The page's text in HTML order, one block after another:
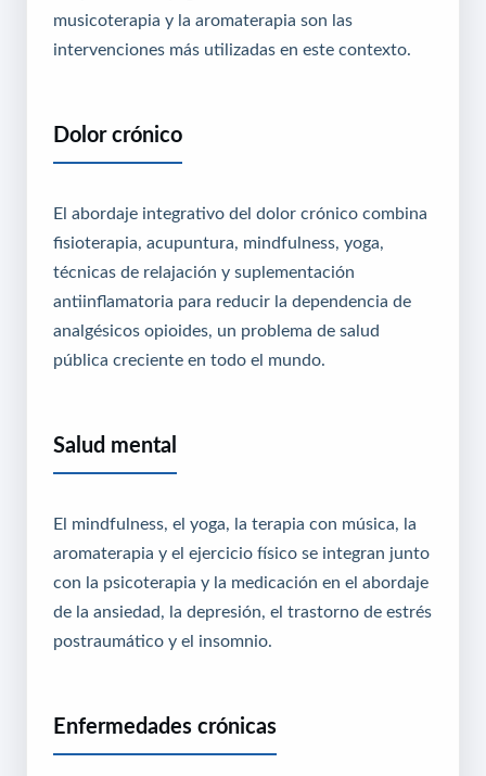
musicoterapia y la aromaterapia son las
intervenciones más utilizadas en este contexto.
Dolor crónico
El abordaje integrativo del dolor crónico combina
fisioterapia, acupuntura, mindfulness, yoga,
técnicas de relajación y suplementación
antiinflamatoria para reducir la dependencia de
analgésicos opioides, un problema de salud
pública creciente en todo el mundo.
Salud mental
El mindfulness, el yoga, la terapia con música, la
aromaterapia y el ejercicio físico se integran junto
con la psicoterapia y la medicación en el abordaje
de la ansiedad, la depresión, el trastorno de estrés
postraumático y el insomnio.
Enfermedades crónicas